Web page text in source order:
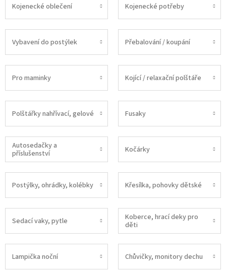
Kojenecké oblečení Kojenecké potřeby
Vybavení do postýlek Přebalování / koupání
Pro maminky Kojící / relaxační polštáře
Polštářky nahřívací, gelové Fusaky
Autosedačky a
příslušenství
Kočárky
Postýlky, ohrádky, kolébky Křesílka, pohovky dětské
Sedací vaky, pytle
Koberce, hrací deky pro
děti
Lampička noční Chůvičky, monitory dechu